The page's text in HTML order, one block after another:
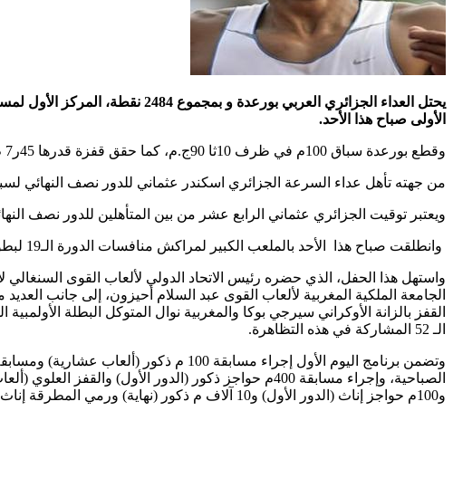
الأولى صباح هذا الأحد.
وقطع بورعدة سباق 100م في ظرف 10ثا 90ج.م، كما حقق قفزة قدرها 45ر7 م في الوثب الطويل،و سجل 20ر13 م في رمي الجلة.
من جهته تأهل عداء السرعة الجزائري اسكندر عثماني للدور نصف النهائي لسباق 100 متر بوقت قدره 10 ثا 62ج.م، بعد احتلاله المركز الثاني للمجموعة الثانية وراء الإيفواري
ويعتبر توقيت الجزائري عثماني الرابع عشر من بين المتأهلين للدور نصف
وانطلقت صباح هذا الأحد بالملعب الكبير لمراكش منافسات الدورة الـ19 لبطولة إفريقيا للألعاب القوى كبار على إيقاع حفل يعكس التنوع الثقافي بالقارة السمراء.
واستهل هذا الحفل، الذي حضره رئيس الاتحاد الدولي لألعاب القوى السنغالي
الجامعة الملكية المغربية لألعاب القوى عبد السلام أحيزون، إلى جانب
الـ 52 المشاركة في هذه التظاهرة.
و100م حواجز إناث (الدور الأول) و10 آلاف م ذكور (نهاية) ورمي المطرقة إناث (نهاية) و800م ذكور (الدور الأول) و100م إناث (نصف النهاية) و100م ذكور (نصف النهاية) و400م ذكور (ألعاب عشارية).